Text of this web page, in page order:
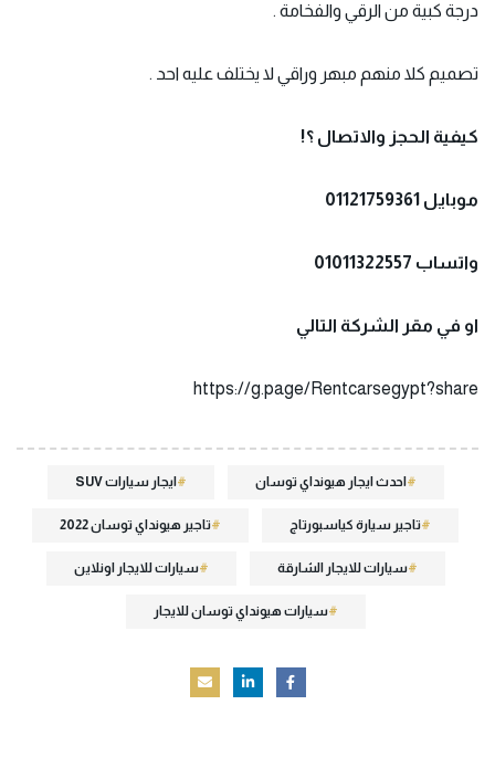
درجة كبية من الرقي والفخامة .
تصميم كلا منهم مبهر وراقي لا يختلف عليه احد .
كيفية الحجز والاتصال ؟!
موبايل 01121759361
واتساب 01011322557
او في مقر الشركة التالي
https://g.page/Rentcarsegypt?share
احدث ايجار هيونداي توسان ايجار سيارات SUV
تاجير سيارة كياسبورتاج تاجير هيونداي توسان 2022
سيارات للايجار الشارقة سيارات للايجار اونلاين
سيارات هيونداي توسان للايجار